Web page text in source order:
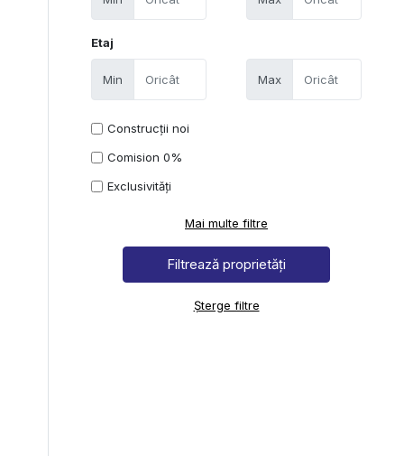
Etaj
Min Max
Construcții noi
Comision 0%
Exclusivități
Mai multe filtre
Șterge filtre